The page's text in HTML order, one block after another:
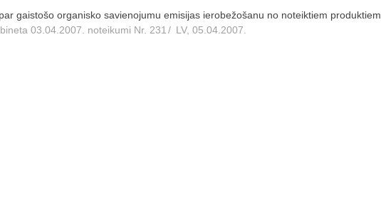
gaistošo organisko savienojumu emisijas ierobežošanu no noteiktiem produktiem
03.04.2007. noteikumi Nr. 231 / LV, 05.04.2007.